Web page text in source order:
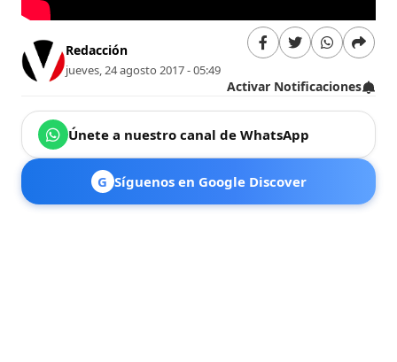
Redacción
jueves, 24 agosto 2017 - 05:49
Activar Notificaciones
Únete a nuestro canal de WhatsApp
G Síguenos en Google Discover